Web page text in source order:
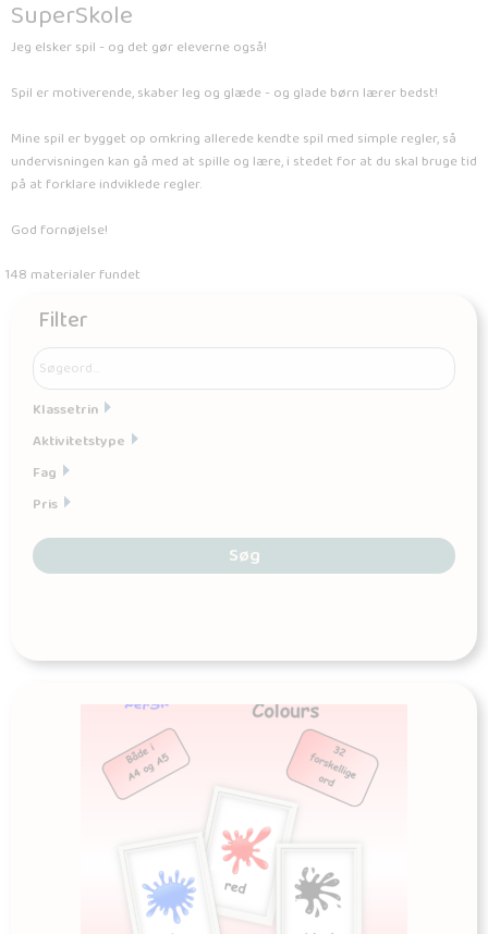
SuperSkole
Jeg elsker spil - og det gør eleverne også!
Spil er motiverende, skaber leg og glæde - og glade børn lærer bedst!
Mine spil er bygget op omkring allerede kendte spil med simple regler, så
undervisningen kan gå med at spille og lære, i stedet for at du skal bruge tid
på at forklare indviklede regler.
God fornøjelse!
148 materialer fundet
Filter
Klassetrin
Aktivitetstype
Fag
Pris
Søg